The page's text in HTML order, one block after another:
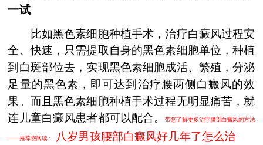
一试
比如黑色素细胞种植手术，治疗白癜风过程安
全、快速，只需提取自身的黑色素细胞单位，种植
到白斑部位去，实现黑色素细胞成活、繁殖，分泌
足量的黑色素，即可达到治疗腰两侧白癜风的效
果。而且黑色素细胞种植手术过程无明显痛苦，就
连儿童白癜风患者都可以配合。带您了解更多治疗腰部白癜风的方法
——推荐您阅读： 八岁男孩腰部白癜风好几年了怎么治